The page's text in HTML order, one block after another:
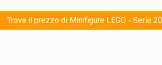
Trova il prezzo di Minifigure LEGO - Serie